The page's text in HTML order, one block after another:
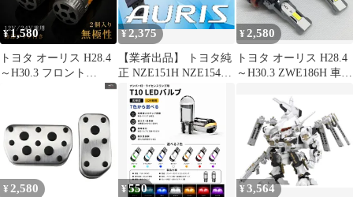
ポン付け 新品 送料込み
¥1,580
トヨタ オーリス H28.4
～H30.3 フロント
ZWE186H 爆光 T20 シ
い兼用 アンバー LED
ウインカー 冷却ファン
搭載 ハイフラ防止抵抗
内蔵 2個セット 車検対
応
¥2,375
【業者出品】 トヨタ純
正 NZE151H NZE154H
ZRE152H ZRE154H オ
ーリス フロントバンパ
ー用 ホースメント ステ
ー 単体 外装 部品 パー
¥2,580
トヨタ オーリス H28.4
～H30.3 ZWE186H 車検
LED フォグランプ バル
ブ 球 特注ハイパワー
LEDチップ搭載 2個
SET ポン付け 新品 車
検対応 Eタイプ
¥ 2,580 ¥550 ¥3,564